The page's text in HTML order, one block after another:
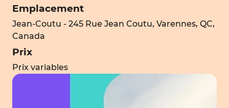
Emplacement
Jean-Coutu - 245 Rue Jean Coutu, Varennes, QC,
Canada
Prix
Prix variables